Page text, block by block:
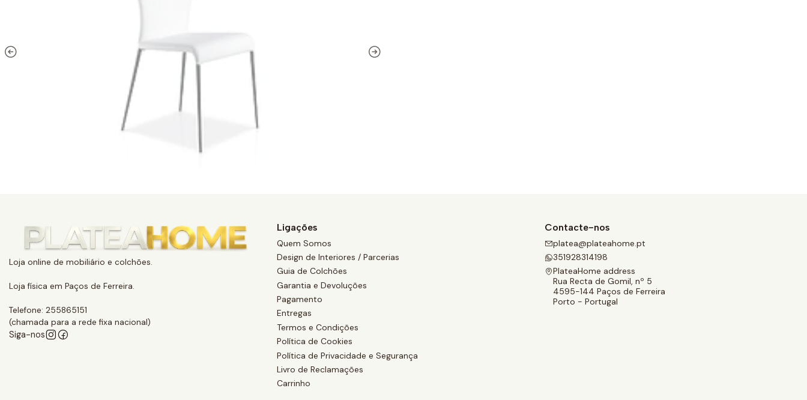
Loja online de mobiliário e colchões.
Loja física em Paços de Ferreira.
Telefone: 255865151
(chamada para a rede fixa nacional)
Siga-nos
Ligações
Quem Somos
Design de Interiores / Parcerias
Guia de Colchões
Garantia e Devoluções
Pagamento
Entregas
Termos e Condições
Política de Cookies
Política de Privacidade e Segurança
Livro de Reclamações
Carrinho
Contacte-nos
platea@plateahome.pt
351928314198
PlateaHome address
Rua Recta de Gomil, nº 5
4595-144 Paços de Ferreira
Porto - Portugal